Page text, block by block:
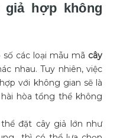
hợp không
các loại mẫu mã cây
nhau. Tuy nhiên, việc
với không gian sẽ là
hòa tổng thể không
đặt cây giả lớn như